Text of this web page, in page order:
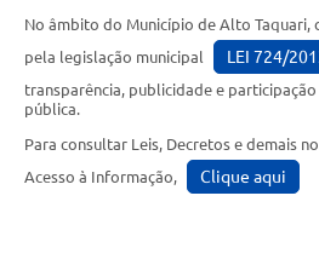
No âmbito do Município de Alto Taquari,
pela legislação municipal
LEI 724/
transparência, publicidade e
pública.
Para consultar Leis, Decretos e demais
Acesso à Informação,
Clique aqui